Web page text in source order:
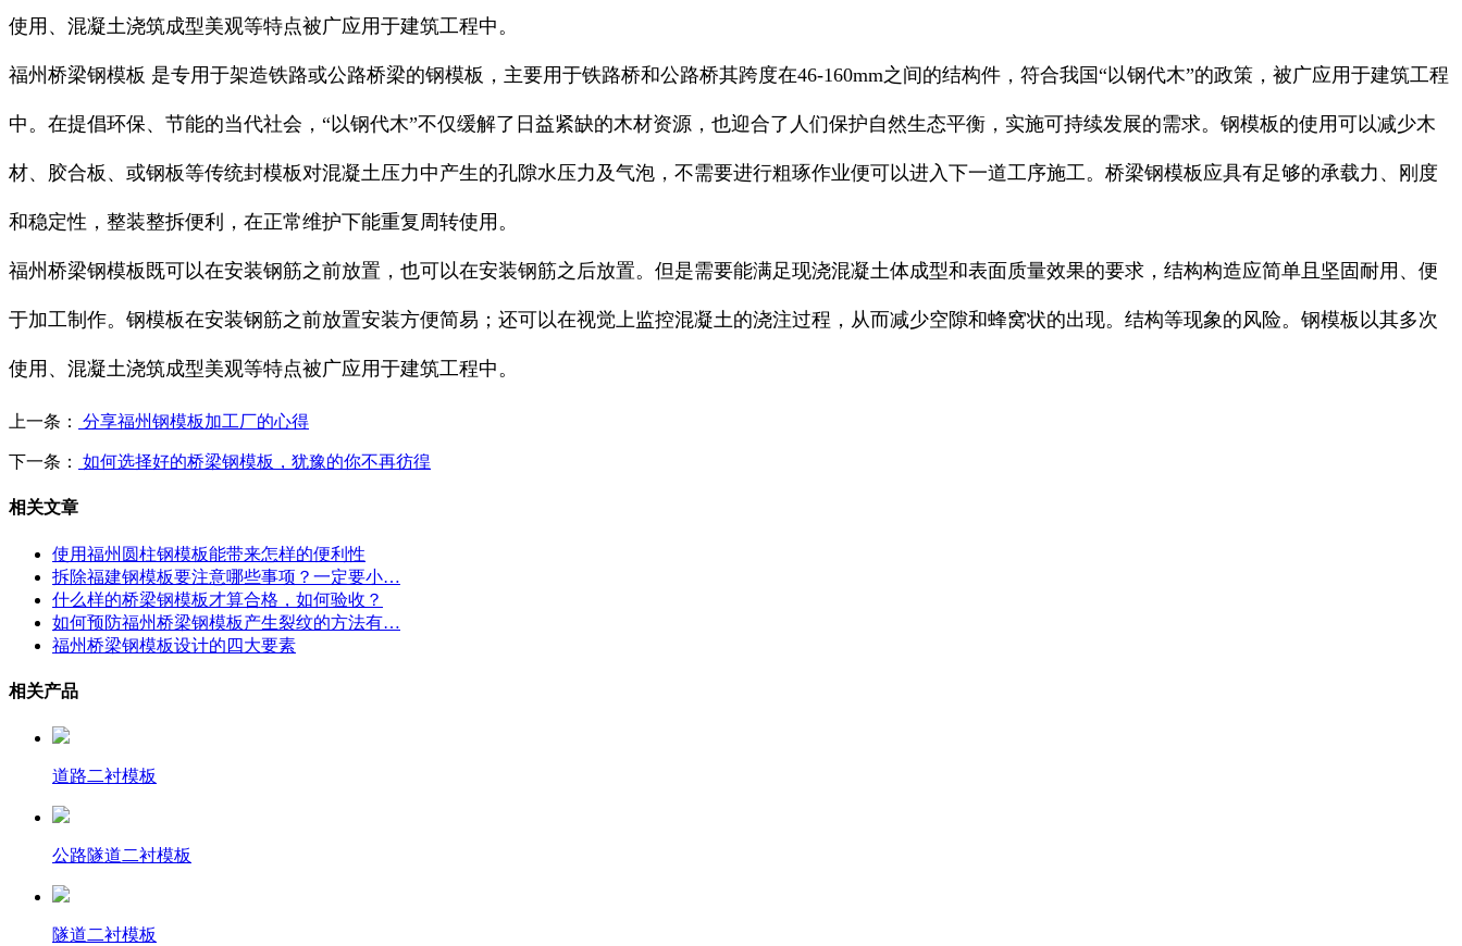
使用、混凝土浇筑成型美观等特点被广应用于建筑工程中。
福州桥梁钢模板 是专用于架造铁路或公路桥梁的钢模板，主要用于铁路桥和公路桥其跨度在46-160mm之间的结构件，符合我国“以钢代木”的政策，被广应用于建筑工程
中。在提倡环保、节能的当代社会，“以钢代木”不仅缓解了日益紧缺的木材资源，也迎合了人们保护自然生态平衡，实施可持续发展的需求。钢模板的使用可以减少木
材、胶合板、或钢板等传统封模板对混凝土压力中产生的孔隙水压力及气泡，不需要进行粗琢作业便可以进入下一道工序施工。桥梁钢模板应具有足够的承载力、刚度
和稳定性，整装整拆便利，在正常维护下能重复周转使用。
福州桥梁钢模板既可以在安装钢筋之前放置，也可以在安装钢筋之后放置。但是需要能满足现浇混凝土体成型和表面质量效果的要求，结构构造应简单且坚固耐用、便
于加工制作。钢模板在安装钢筋之前放置安装方便简易；还可以在视觉上监控混凝土的浇注过程，从而减少空隙和蜂窝状的出现。结构等现象的风险。钢模板以其多次
使用、混凝土浇筑成型美观等特点被广应用于建筑工程中。
上一条： 分享福州钢模板加工厂的心得
下一条： 如何选择好的桥梁钢模板，犹豫的你不再彷徨
相关文章
使用福州圆柱钢模板能带来怎样的便利性
拆除福建钢模板要注意哪些事项？一定要小…
什么样的桥梁钢模板才算合格，如何验收？
如何预防福州桥梁钢模板产生裂纹的方法有…
福州桥梁钢模板设计的四大要素
相关产品
道路二衬模板
公路隧道二衬模板
隧道二衬模板